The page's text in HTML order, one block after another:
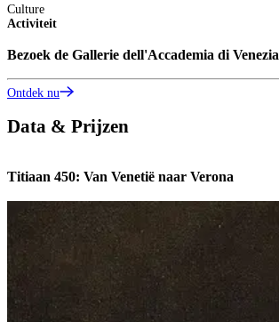
Culture
Activiteit
Bezoek de Gallerie dell'Accademia di Venezia
Ontdek nu
Data & Prijzen
Titiaan 450: Van Venetië naar Verona